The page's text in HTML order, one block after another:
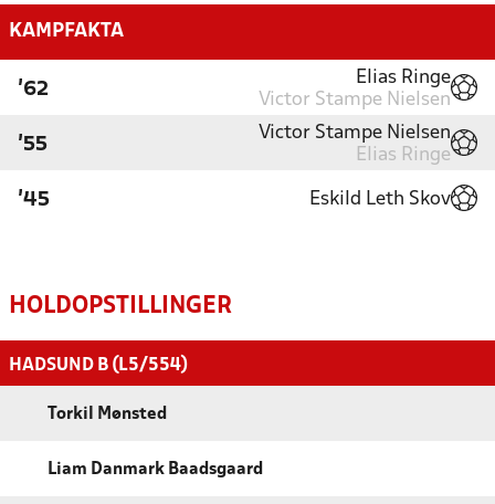
KAMPFAKTA
'62
Elias Ringe
Victor Stampe Nielsen
'55
Victor Stampe Nielsen
Elias Ringe
'45 Eskild Leth Skov
HOLDOPSTILLINGER
HADSUND B (L5/554)
Torkil Mønsted
Liam Danmark Baadsgaard